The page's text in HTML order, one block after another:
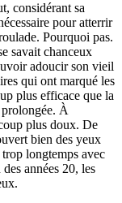
considérant sa
pour atterrir
Pourquoi pas.
savait chanceux
adoucir son vieil
qui ont marqué les
plus efficace que la
À
plus doux. De
bien des yeux
longtemps avec
années 20, les